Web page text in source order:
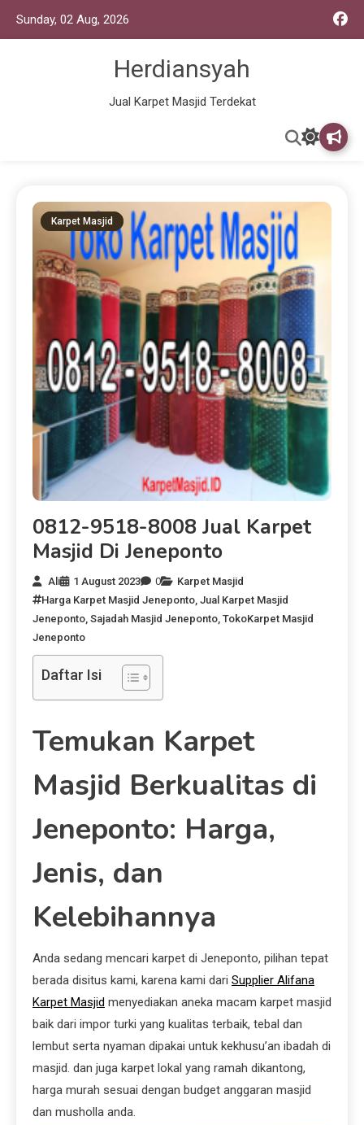
Sunday, 02 Aug, 2026
Herdiansyah
Jual Karpet Masjid Terdekat
Karpet Masjid
0812-9518-8008 Jual Karpet
Masjid Di Jeneponto
Ali 1 August 2023 0
Karpet Masjid
Harga Karpet Masjid Jeneponto Jual Karpet Masjid
Jeneponto Sajadah Masjid Jeneponto TokoKarpet Masjid
Jeneponto
Daftar Isi
Temukan Karpet
Masjid Berkualitas di
Jeneponto: Harga,
Jenis, dan
Kelebihannya
Anda sedang mencari karpet di Jeneponto, pilihan tepat
berada disitus kami, karena kami dari Supplier Alifana
Karpet Masjid menyediakan aneka macam karpet masjid
baik dari impor turki yang kualitas terbaik, tebal dan
lembut serta nyaman dipakai untuk kekhusu’an ibadah di
masjid. dan juga karpet lokal yang ramah dikantong,
harga murah sesuai dengan budget anggaran masjid
dan musholla anda.